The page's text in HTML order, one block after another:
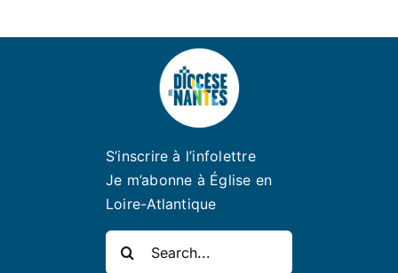
S’inscrire à l’infolettre
Je m’abonne à Église en
Loire-Atlantique